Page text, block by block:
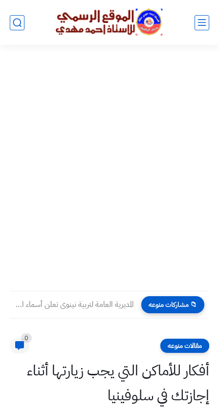
📁 مشاركات منوعه المديرية العامة لتربية نينوى تعلن أسماء المقبولين للتعيين بصفة عقد...
مقالات منوعه
0
أفكار للأماكن التي يجب زيارتها أثناء
إجازتك في سلوفينيا